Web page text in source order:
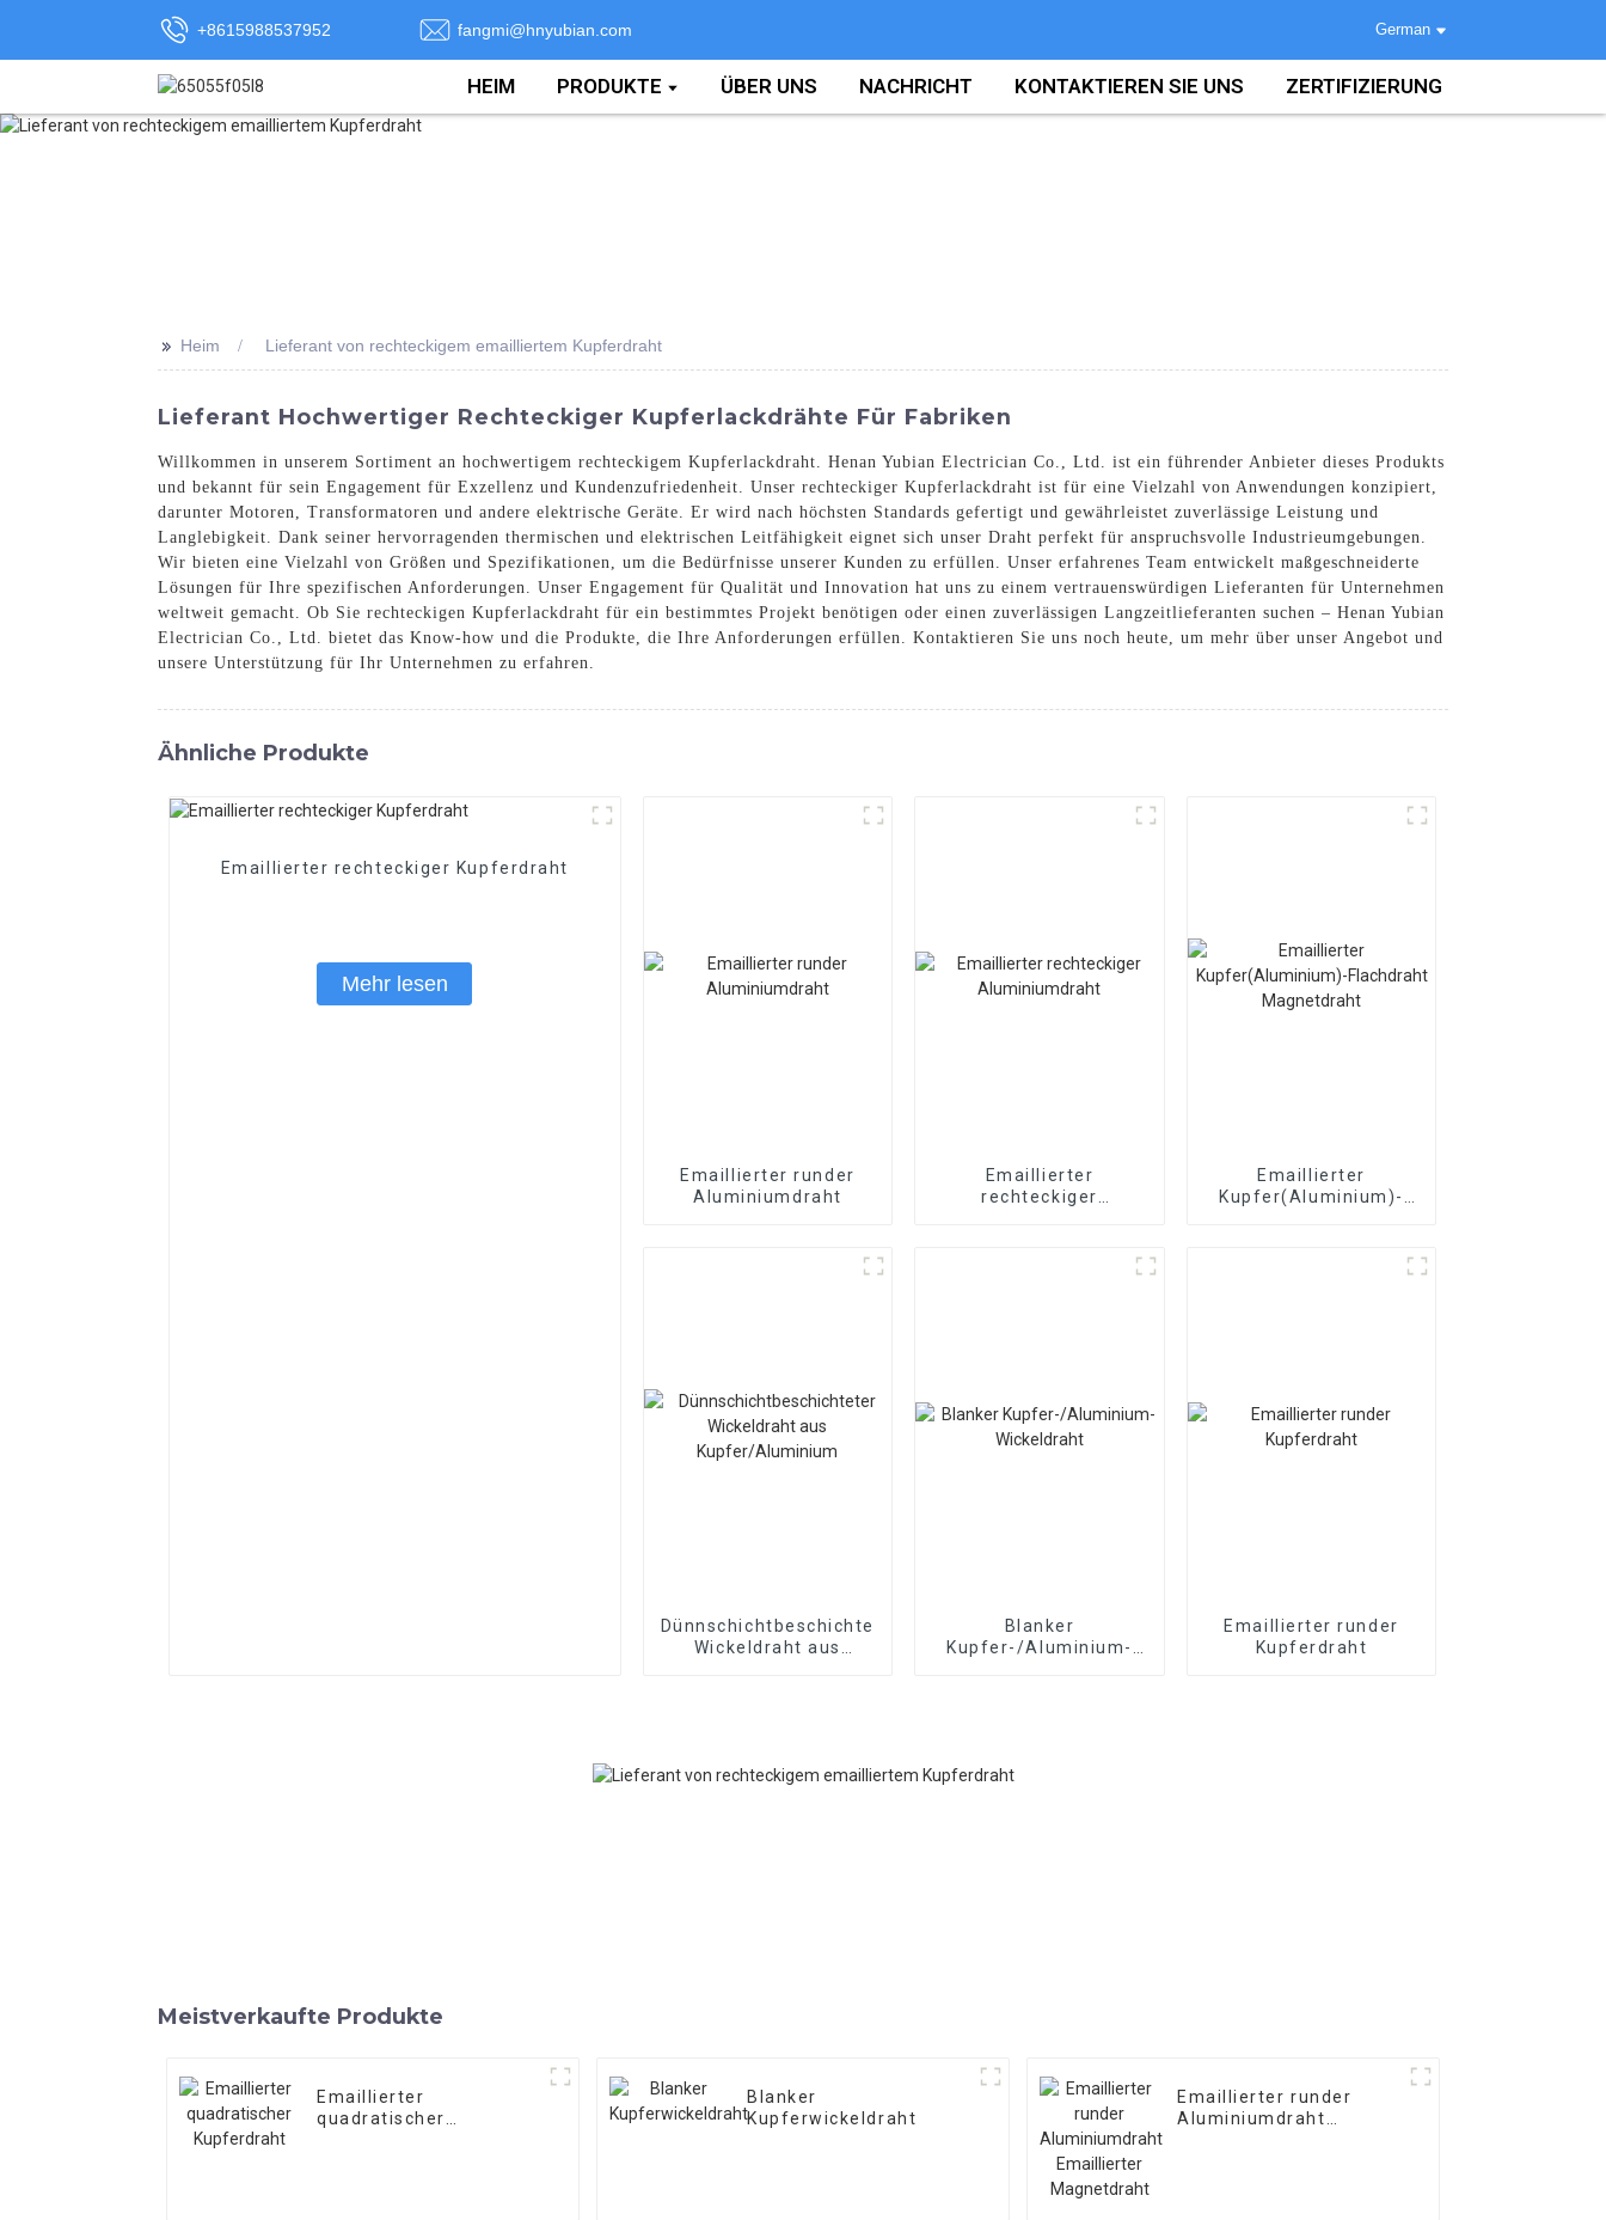
+8615988537952 fangmi@hnyubian.com German
HEIM PRODUKTE ÜBER UNS NACHRICHT KONTAKTIEREN SIE UNS ZERTIFIZIERUNG
>> Heim Lieferant von rechteckigem emailliertem Kupferdraht
Lieferant Hochwertiger Rechteckiger Kupferlackdrähte Für Fabriken
Willkommen in unserem Sortiment an hochwertigem rechteckigem Kupferlackdraht. Henan Yubian Electrician Co., Ltd. ist ein führender Anbieter dieses Produkts
und bekannt für sein Engagement für Exzellenz und Kundenzufriedenheit. Unser rechteckiger Kupferlackdraht ist für eine Vielzahl von Anwendungen konzipiert,
darunter Motoren, Transformatoren und andere elektrische Geräte. Er wird nach höchsten Standards gefertigt und gewährleistet zuverlässige Leistung und
Langlebigkeit. Dank seiner hervorragenden thermischen und elektrischen Leitfähigkeit eignet sich unser Draht perfekt für anspruchsvolle Industrieumgebungen.
Wir bieten eine Vielzahl von Größen und Spezifikationen, um die Bedürfnisse unserer Kunden zu erfüllen. Unser erfahrenes Team entwickelt maßgeschneiderte
Lösungen für Ihre spezifischen Anforderungen. Unser Engagement für Qualität und Innovation hat uns zu einem vertrauenswürdigen Lieferanten für Unternehmen
weltweit gemacht. Ob Sie rechteckigen Kupferlackdraht für ein bestimmtes Projekt benötigen oder einen zuverlässigen Langzeitlieferanten suchen – Henan Yubian
Electrician Co., Ltd. bietet das Know-how und die Produkte, die Ihre Anforderungen erfüllen. Kontaktieren Sie uns noch heute, um mehr über unser Angebot und
unsere Unterstützung für Ihr Unternehmen zu erfahren.
Ähnliche Produkte
Emaillierter rechteckiger Kupferdraht
Mehr lesen
Emaillierter runder
Aluminiumdraht
Emaillierter
rechteckiger
Emaillierter
Kupfer(Aluminium)-
Dünnschichtbeschichteter
Wickeldraht aus
Blanker
Kupfer-/Aluminium-
Emaillierter runder
Kupferdraht
Meistverkaufte Produkte
Emaillierter
quadratischer
Blanker
Kupferwickeldraht
Emaillierter runder
Aluminiumdraht